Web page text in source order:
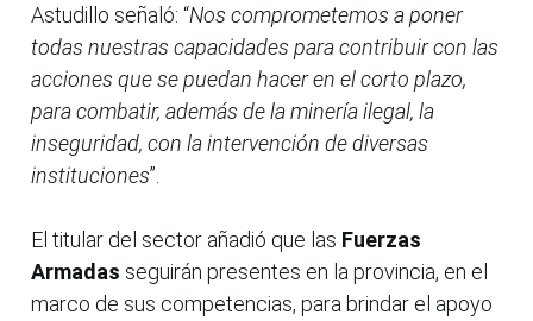
Astudillo señaló: “Nos comprometemos a poner
todas nuestras capacidades para contribuir con las
acciones que se puedan hacer en el corto plazo,
para combatir, además de la minería ilegal, la
inseguridad, con la intervención de diversas
instituciones”.
El titular del sector añadió que las Fuerzas
Armadas seguirán presentes en la provincia, en el
marco de sus competencias, para brindar el apoyo